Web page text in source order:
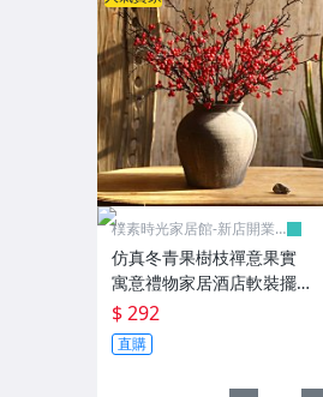
樸素時光家居館-新店開業
仿真冬青果樹枝禪意果實
寓意禮物家居酒店軟裝擺
件插花美式【超過45cm下
宅配】
$ 292
直購